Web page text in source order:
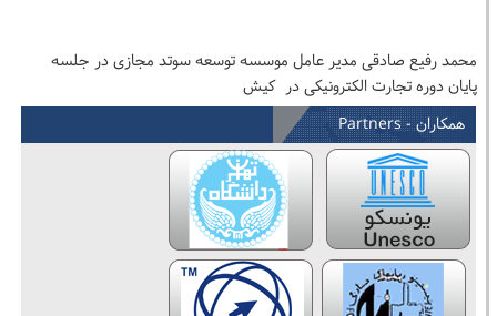
محمد رفیع صادقی مدیر عامل موسسه توسعه سوتد مجازی در جلسه
پایان دوره تجارت الکترونیکی در کیش
همکاران - Partners